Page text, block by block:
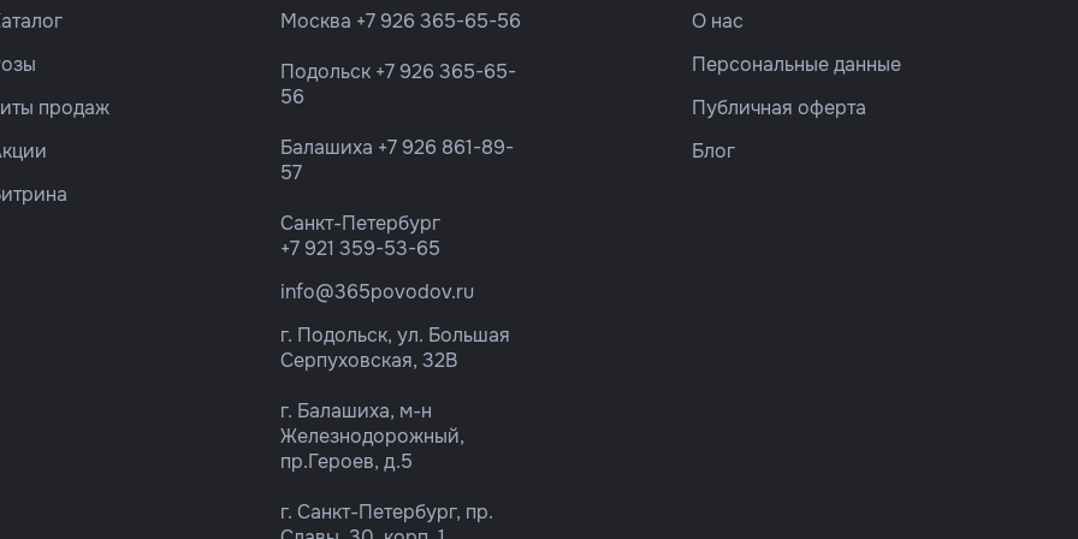
продаж
Москва +7 926 365-65-56
Подольск +7 926 365-65-
56
Балашиха +7 926 861-89-
57
Санкт-Петербург
+7 921 359-53-65
info@365povodov.ru
г. Подольск, ул. Большая
Серпуховская, 32В
г. Балашиха, м-н
Железнодорожный,
пр.Героев, д.5
г. Санкт-Петербург, пр.
О нас
Персональные данные
Публичная оферта
Блог